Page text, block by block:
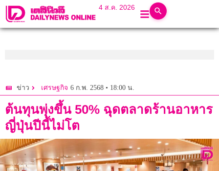
4 ส.ค. 2026
ข่าว เศรษฐกิจ 6 ก.พ. 2568 • 18:00 น.
ต้นทุนพุ่งขึ้น 50% ฉุดตลาดร้านอาหาร
ญี่ปุ่นปีนี้ไม่โต